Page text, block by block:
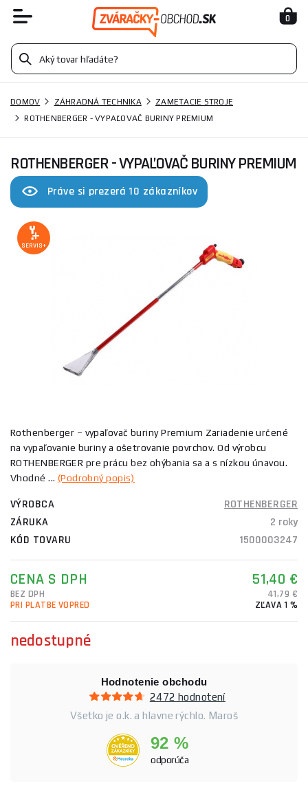
0
DOMOV ZÁHRADNÁ TECHNIKA
ZAMETACIE STROJE
ROTHENBERGER - VYPAĽOVAČ BURINY PREMIUM
ROTHENBERGER - VYPAĽOVAČ BURINY PREMIUM
Práve si prezerá 10 zákazníkov
SERVIS+
Rothenberger – vypaľovač buriny Premium Zariadenie určené
na vypaľovanie buriny a ošetrovanie povrchov. Od výrobcu
ROTHENBERGER pre prácu bez ohýbania sa a s nízkou únavou.
Vhodné ... (Podrobný popis)
VÝROBCA
ROTHENBERGER
ZÁRUKA
2 roky
KÓD TOVARU
1500003247
CENA S DPH 51,40 €
BEZ DPH
41,79 €
PRI PLATBE VOPRED
ZĽAVA 1 %
nedostupné
Hodnotenie obchodu
2472 hodnotení
Všetko je o.k. a hlavne rýchlo. Maroš
92 %
odporúča